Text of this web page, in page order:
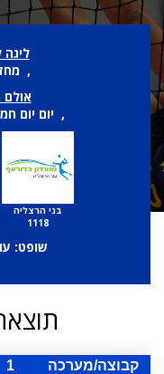
ליגה
, מחזור 10,
, יום יום חמישי, 15/
בני הרצליה
1118
שופט:
קבוצה/מערכה 1